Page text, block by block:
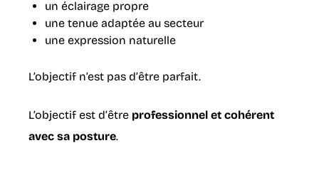
un éclairage propre
une tenue adaptée au secteur
une expression naturelle
L’objectif n’est pas d’être parfait.
L’objectif est d’être professionnel et cohérent
avec sa posture.